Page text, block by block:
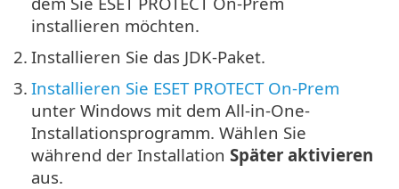
installieren möchten.
2. Installieren Sie das JDK-Paket.
3. Installieren Sie ESET PROTECT On-Prem
unter Windows mit dem All-in-One-
Installationsprogramm. Wählen Sie
während der Installation Später aktivieren
aus.